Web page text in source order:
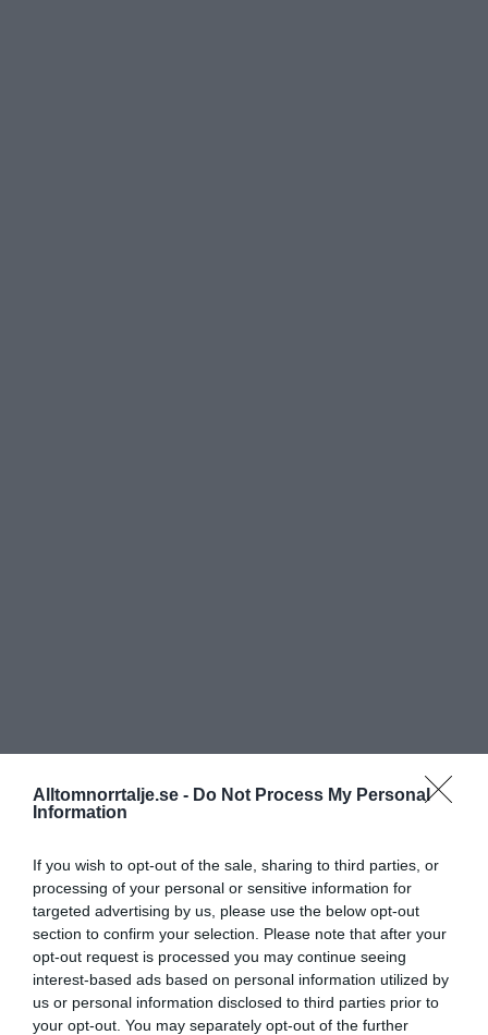
Alltomnorrtalje.se - Do Not Process My Personal
Information
If you wish to opt-out of the sale, sharing to third parties, or
processing of your personal or sensitive information for
targeted advertising by us, please use the below opt-out
section to confirm your selection. Please note that after your
opt-out request is processed you may continue seeing
interest-based ads based on personal information utilized by
us or personal information disclosed to third parties prior to
your opt-out. You may separately opt-out of the further